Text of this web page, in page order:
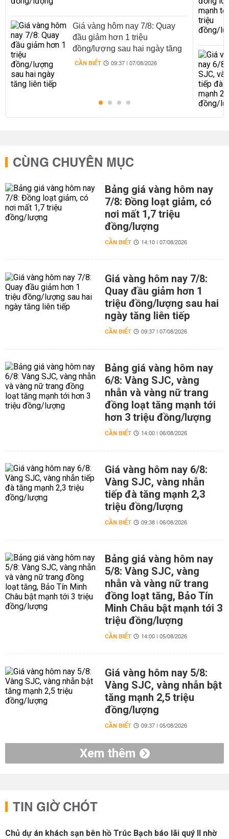
Giá vàng hôm nay 7/8: Quay
đầu giảm hơn 1 triệu
đồng/lượng sau hai ngày tăng
liên tiếp
CẦN BIẾT 09:37 | 07/08/2026
CÙNG CHUYÊN MỤC
Bảng giá vàng hôm nay
7/8: Đồng loạt giảm, có
nơi mất 1,7 triệu
đồng/lượng
CẦN BIẾT 14:10 | 07/08/2026
Giá vàng hôm nay 7/8:
Quay đầu giảm hơn 1
triệu đồng/lượng sau hai
ngày tăng liên tiếp
CẦN BIẾT 09:37 | 07/08/2026
Bảng giá vàng hôm nay
6/8: Vàng SJC, vàng
nhẫn và vàng nữ trang
đồng loạt tăng mạnh tới
hơn 3 triệu đồng/lượng
CẦN BIẾT 14:00 | 06/08/2026
Giá vàng hôm nay 6/8:
Vàng SJC, vàng nhẫn
tiếp đà tăng mạnh 2,3
triệu đồng/lượng
CẦN BIẾT 09:38 | 06/08/2026
Bảng giá vàng hôm nay
5/8: Vàng SJC, vàng
nhẫn và vàng nữ trang
đồng loạt tăng, Bảo Tín
Minh Châu bật mạnh tới 3
triệu đồng/lượng
CẦN BIẾT 14:00 | 05/08/2026
Giá vàng hôm nay 5/8:
Vàng SJC, vàng nhẫn bật
tăng mạnh 2,5 triệu
đồng/lượng
CẦN BIẾT 09:37 | 05/08/2026
Xem thêm
TIN GIỜ CHÓT
Chủ dự án khách sạn bên hồ Trúc Bạch báo lãi quý II nhờ